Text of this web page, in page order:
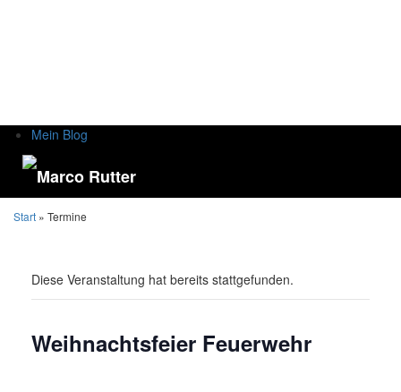
Mein Blog
Start » Termine
Diese Veranstaltung hat bereits stattgefunden.
Weihnachtsfeier Feuerwehr